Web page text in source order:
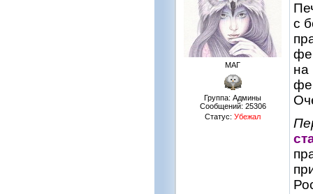
МАГ
Группа: Админы
Сообщений: 25306
Статус: Убежал
с
на